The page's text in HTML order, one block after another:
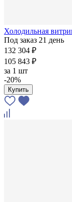
Холодильная
Под заказ 21 день
132 304 ₽
105 843 ₽
за 1 шт
-20%
Купить